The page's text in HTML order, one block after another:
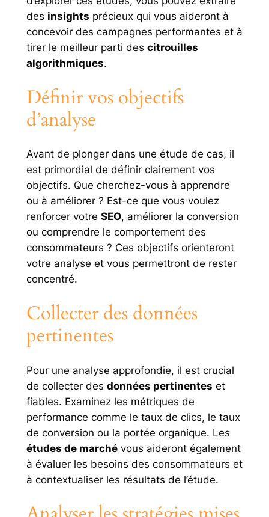
des insights précieux qui vous aideront à
concevoir des campagnes performantes et à
tirer le meilleur parti des citrouilles
algorithmiques.
Définir vos objectifs
d’analyse
Avant de plonger dans une étude de cas, il
est primordial de définir clairement vos
objectifs. Que cherchez-vous à apprendre
ou à améliorer ? Est-ce que vous voulez
renforcer votre SEO, améliorer la conversion
ou comprendre le comportement des
consommateurs ? Ces objectifs orienteront
votre analyse et vous permettront de rester
concentré.
Collecter des données
pertinentes
Pour une analyse approfondie, il est crucial
de collecter des données pertinentes et
fiables. Examinez les métriques de
performance comme le taux de clics, le taux
de conversion ou la portée organique. Les
études de marchévous aideront également
à évaluer les besoins des consommateurs et
à contextualiser les résultats de l’étude.